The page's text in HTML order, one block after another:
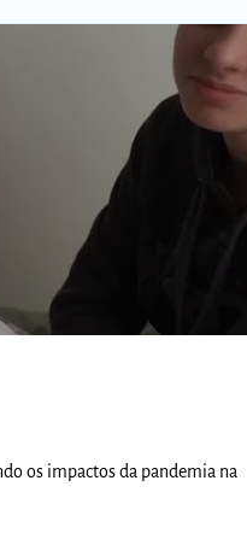
os impactos da pandemia na